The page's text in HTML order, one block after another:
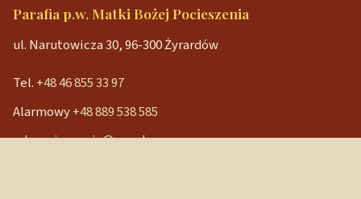
Parafia p.w. Matki Bożej Pocieszenia
ul. Narutowicza 30, 96-300 Żyrardów
Tel. +48 46 855 33 97
Alarmowy+48 889 538 585
mbpocieszenia@wp.pl